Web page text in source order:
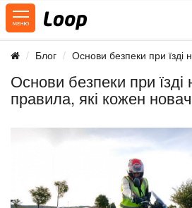
Блог Основи безпеки при їзді
Основи безпеки при їзді
правила, які кожен